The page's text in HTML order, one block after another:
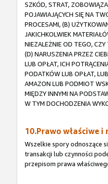
SZKÓD, STRAT,
POJAWIAJĄCYCH SIĘ NA
PROCESAMI, (B)
JAKICHKOLWIEK
NIEZALEŻNIE OD TEGO,
(D) NARUSZENIA PRZEZ
LUB OPŁAT, ICH
PODATKÓW LUB OPŁAT,
AMAZON LUB PODMIOT
MIĘDZY INNYMI NA
W TYM DOCHODZENIA
10.Prawo właściwe
Wszelkie spory odnoszące
transakcji lub czynności
przepisom prawa